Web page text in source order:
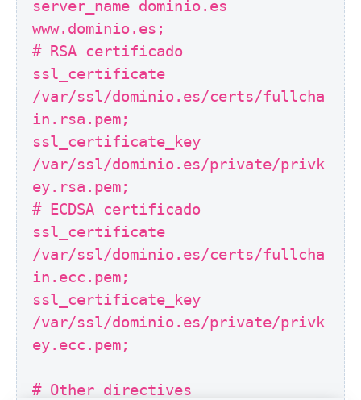
server_name dominio.es
www.dominio.es;
# RSA certificado
ssl_certificate
/var/ssl/dominio.es/certs/fullcha
in.rsa.pem;
ssl_certificate_key
/var/ssl/dominio.es/private/privk
ey.rsa.pem;
# ECDSA certificado
ssl_certificate
/var/ssl/dominio.es/certs/fullcha
in.ecc.pem;
ssl_certificate_key
/var/ssl/dominio.es/private/privk
ey.ecc.pem;
# Other directives